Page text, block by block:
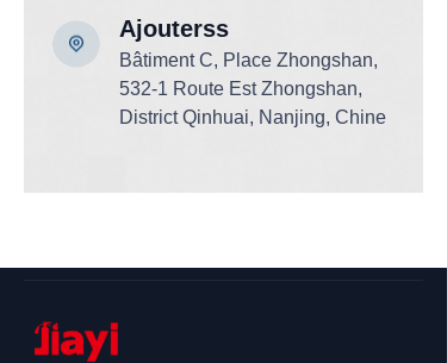
Ajouterss
Bâtiment C, Place Zhongshan,
532-1 Route Est Zhongshan,
District Qinhuai, Nanjing, Chine